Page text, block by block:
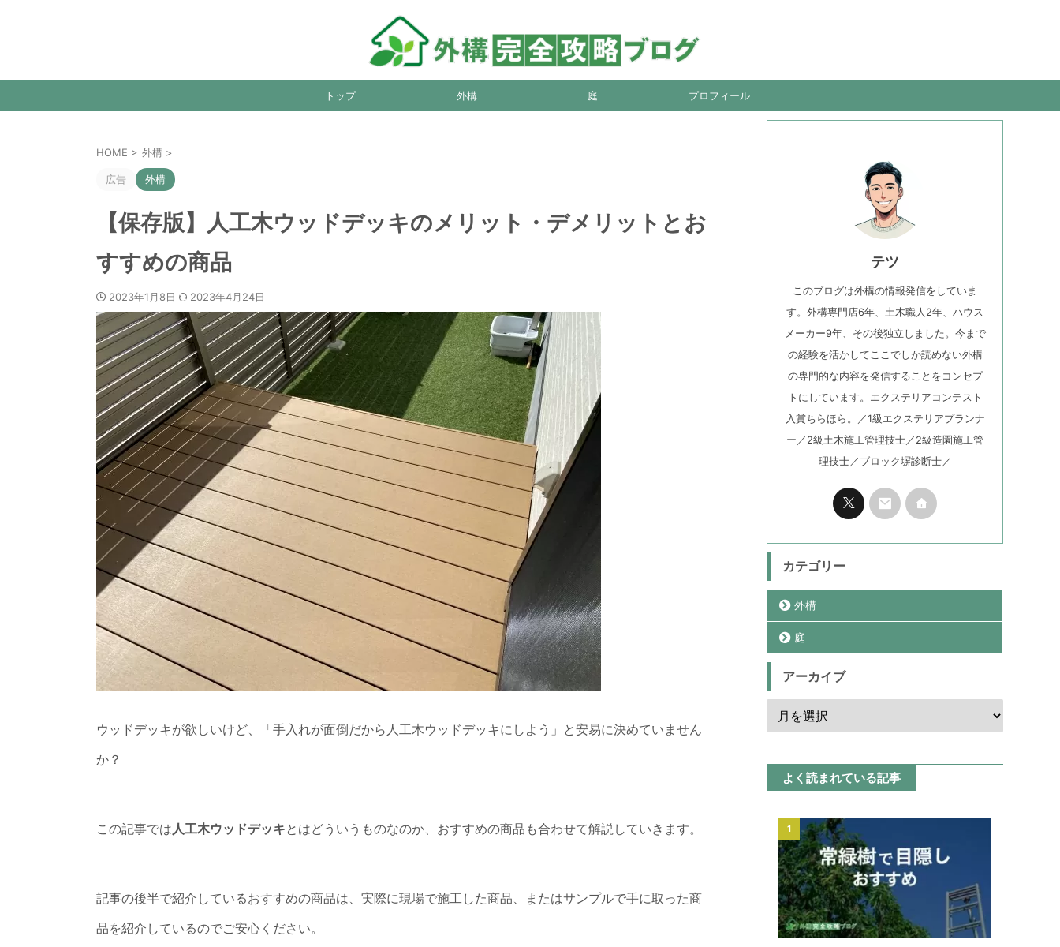
トップ 外構 庭 プロフィール
HOME > 外構 >
広告 外構
【保存版】人工木ウッドデッキのメリット・デメリットとお
すすめの商品
2023年1月8日 2023年4月24日
ウッドデッキが欲しいけど、「手入れが面倒だから人工木ウッドデッキにしよう」と安易に決めていません
か？
この記事では 人工木ウッドデッキとはどういうものなのか、おすすめの商品も合わせて解説していきます。
記事の後半で紹介しているおすすめの商品は、実際に現場で施工した商品、またはサンプルで手に取った商
品を紹介しているのでご安心ください。
テツ
このブログは外構の情報発信をしていま
す。外構専門店6年、土木職人2年、ハウス
メーカー9年、その後独立しました。今まで
の経験を活かしてここでしか読めない外構
の専門的な内容を発信することをコンセプ
トにしています。エクステリアコンテスト
入賞ちらほら。／1級エクステリアプランナ
ー／2級土木施工管理技士／2級造園施工管
理技士／ブロック塀診断士／
カテゴリー
外構
庭
アーカイブ
よく読まれている記事
1